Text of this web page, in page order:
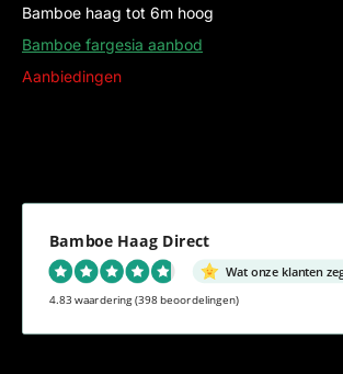
Bamboe haag tot 6m hoog
Bamboe fargesia aanbod
Aanbiedingen
Bamboe Haag Direct
Wat onze klanten
4.83 waardering(398 beoordelingen)